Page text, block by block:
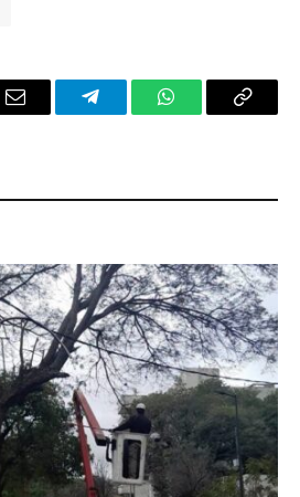
Email TelegramWhatsAppCopy